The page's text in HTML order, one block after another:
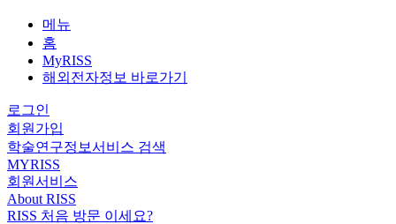
메뉴
홈
MyRISS
해외전자정보 바로가기
로그인
회원가입
학술연구정보서비스 검색
MYRISS
회원서비스
About RISS
RISS 처음 방문 이세요?